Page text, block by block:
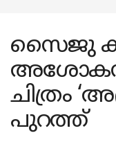
സൈജു
ചിത്രം
പുറത്ത്